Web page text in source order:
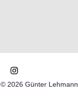
© 2026 Günter Lehmann